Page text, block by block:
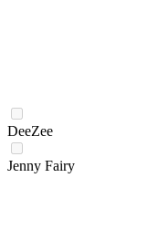
DeeZee
Jenny Fairy